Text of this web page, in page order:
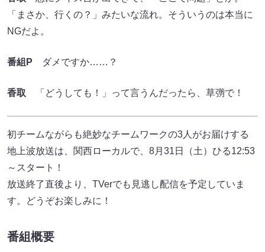
「まさか、行くの？」みたいな流れ。そういうのは本当に
NGだよ。
番組P ダメですか……？
香取 「どうしても！」って言うんだったら、草彅で！
初チームながらも絶妙なチームワークの3人がお届けする
地上波放送は、関西ローカルで、8月31日（土）ひる12:53
～スタート！
放送終了直後より、TVerでも見逃し配信を予定していま
す。どうぞお楽しみに！
番組概要